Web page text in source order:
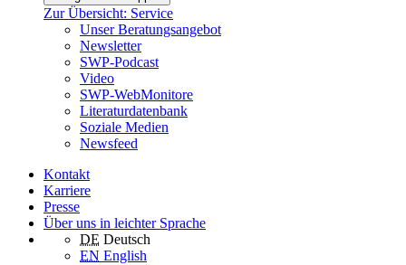
Zur Übersicht: Service
Unser Beratungsangebot
Newsletter
SWP-Podcast
Video
SWP-WebMonitore
Literaturdatenbank
Soziale Medien
Newsfeed
Kontakt
Karriere
Presse
Über uns in leichter Sprache
DE Deutsch
EN English